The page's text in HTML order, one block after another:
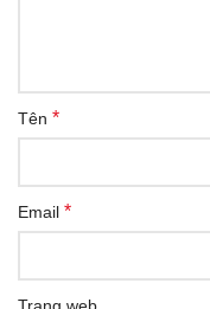
Tên *
Email *